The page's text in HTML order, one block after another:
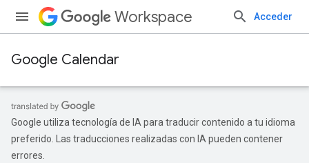
Workspace Acceder
Google Calendar
Google utiliza tecnología de IA para traducir contenido a tu idioma
preferido. Las traducciones realizadas con IA pueden contener
errores.